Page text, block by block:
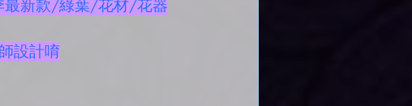
最新款/綠葉/花材/花器
設計唷